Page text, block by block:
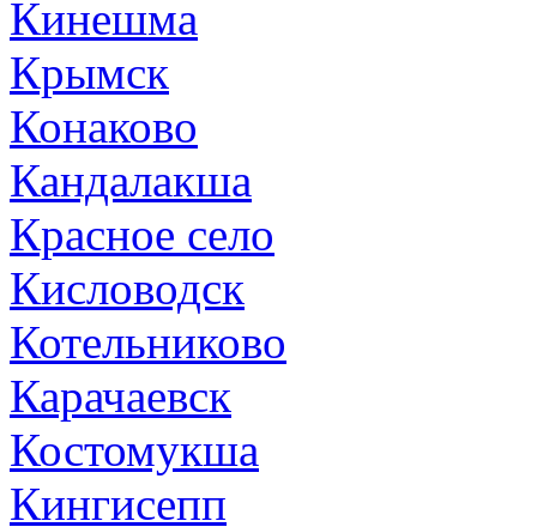
Кинешма
Крымск
Конаково
Кандалакша
Красное село
Кисловодск
Котельниково
Карачаевск
Костомукша
Кингисепп